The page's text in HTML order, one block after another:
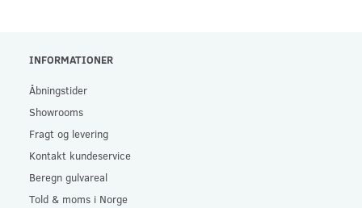
INFORMATIONER
Åbningstider
Showrooms
Fragt og levering
Kontakt kundeservice
Beregn gulvareal
Told & moms i Norge